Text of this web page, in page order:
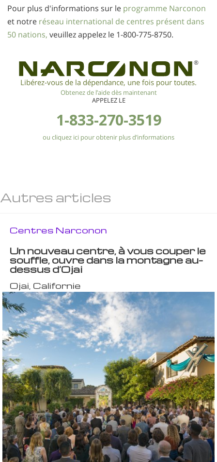
Pour plus d'informations sur le programme Narconon
et notre réseau international de centres présent dans
50 nations, veuillez appelez le 1-800-775-8750.
®
Libérez-vous de la dépendance, une fois pour toutes.
Obtenez de l’aide dès maintenant
APPELEZ LE
1-833-270-3519
ou cliquez ici pour obtenir plus d’informations
Autres articles
Centres Narconon
Un nouveau centre, à vous couper le
souffle, ouvre dans la montagne au-
dessus d’Ojai
Ojai, Californie